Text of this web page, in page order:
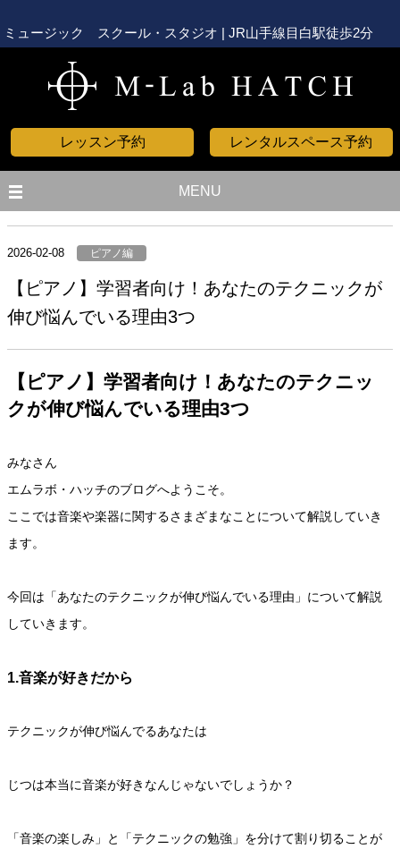
ミュージック スクール・スタジオ | JR山手線目白駅徒歩2分
レッスン予約 レンタルスペース予約
MENU
2026-02-08 ピアノ編
【ピアノ】学習者向け！あなたのテクニックが
伸び悩んでいる理由3つ
【ピアノ】学習者向け！あなたのテクニッ
クが伸び悩んでいる理由3つ
みなさん
エムラボ・ハッチのブログへようこそ。
ここでは音楽や楽器に関するさまざまなことについて解説していき
ます。
今回は「あなたのテクニックが伸び悩んでいる理由」について解説
していきます。
1.音楽が好きだから
テクニックが伸び悩んでるあなたは
じつは本当に音楽が好きなんじゃないでしょうか？
「音楽の楽しみ」と「テクニックの勉強」を分けて割り切ることが